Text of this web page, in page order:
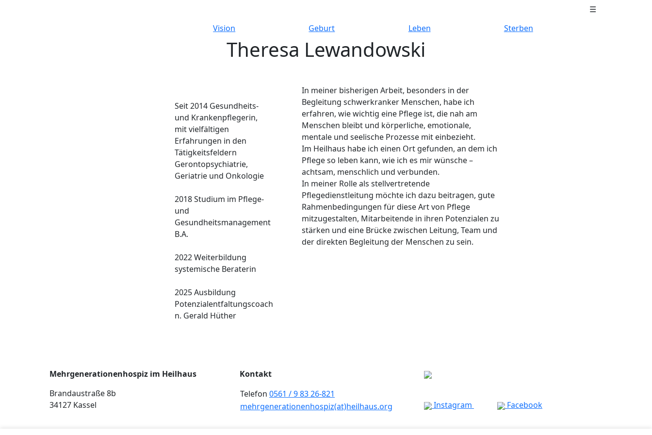
☰
Vision
Geburt Leben Sterben
Theresa Lewandowski
Seit 2014 Gesundheits-
und Krankenpflegerin,
mit vielfältigen
Erfahrungen in den
Tätigkeitsfeldern
Gerontopsychiatrie,
Geriatrie und Onkologie
2018 Studium im Pflege-
und
Gesundheitsmanagement
B.A.
2022 Weiterbildung
systemische Beraterin
2025 Ausbildung
Potenzialentfaltungscoach
n. Gerald Hüther
In meiner bisherigen Arbeit, besonders in der
Begleitung schwerkranker Menschen, habe ich
erfahren, wie wichtig eine Pflege ist, die nah am
Menschen bleibt und körperliche, emotionale,
mentale und seelische Prozesse mit einbezieht.
Im Heilhaus habe ich einen Ort gefunden, an dem ich
Pflege so leben kann, wie ich es mir wünsche –
achtsam, menschlich und verbunden.
In meiner Rolle als stellvertretende
Pflegedienstleitung möchte ich dazu beitragen, gute
Rahmenbedingungen für diese Art von Pflege
mitzugestalten, Mitarbeitende in ihren Potenzialen zu
stärken und eine Brücke zwischen Leitung, Team und
der direkten Begleitung der Menschen zu sein.
Mehrgenerationenhospiz im Heilhaus
Brandaustraße 8b
34127 Kassel
Kontakt
Telefon 0561 / 9 83 26-821
mehrgenerationenhospiz(at)heilhaus.org Instagram Facebook